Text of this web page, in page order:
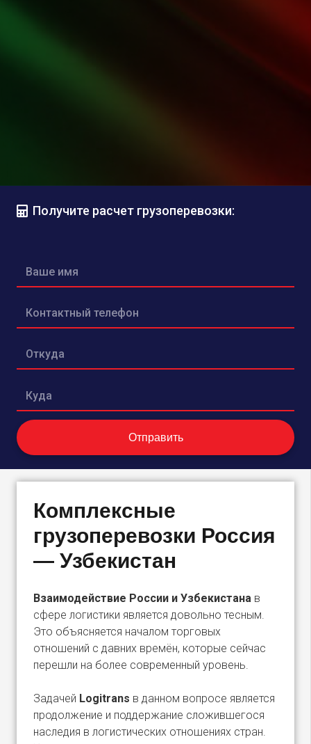
Получите расчет грузоперевозки:
Комплексные
грузоперевозки Россия
— Узбекистан
Взаимодействие России и Узбекистана в
сфере логистики является довольно тесным.
Это объясняется началом торговых
отношений с давних времён, которые сейчас
перешли на более современный уровень.
Задачей Logitrans в данном вопросе является
продолжение и поддержание сложившегося
наследия в логистических отношениях стран.